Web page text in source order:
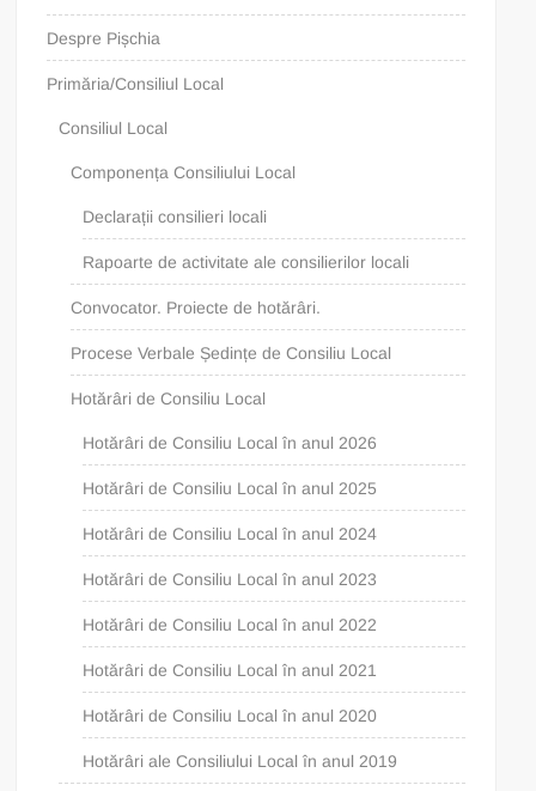
Despre Pișchia
Primăria/Consiliul Local
Consiliul Local
Componența Consiliului Local
Declarații consilieri locali
Rapoarte de activitate ale consilierilor locali
Convocator. Proiecte de hotărâri.
Procese Verbale Ședințe de Consiliu Local
Hotărâri de Consiliu Local
Hotărâri de Consiliu Local în anul 2026
Hotărâri de Consiliu Local în anul 2025
Hotărâri de Consiliu Local în anul 2024
Hotărâri de Consiliu Local în anul 2023
Hotărâri de Consiliu Local în anul 2022
Hotărâri de Consiliu Local în anul 2021
Hotărâri de Consiliu Local în anul 2020
Hotărâri ale Consiliului Local în anul 2019